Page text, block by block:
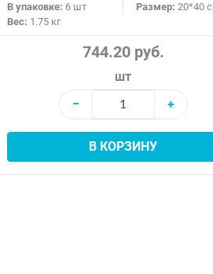
В упаковке: 6 шт Размер: 20*40
Вес: 1.75 кг
744.20 руб.
шт
−
+
В КОРЗИНУ